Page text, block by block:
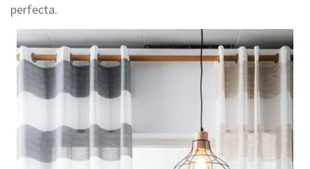
perfecta.